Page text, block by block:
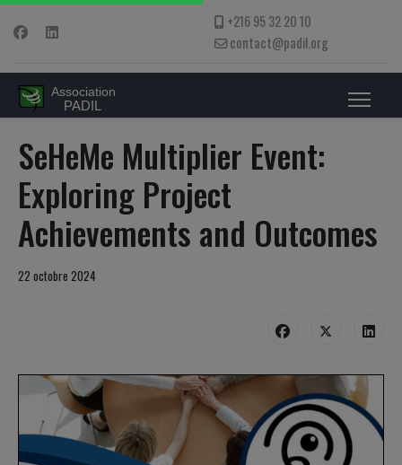
+216 95 32 20 10
contact@padil.org
SeHeMe Multiplier Event:
Exploring Project
Achievements and Outcomes
22 octobre 2024